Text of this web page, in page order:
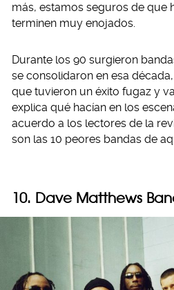
más, estamos seguros de que
terminen muy enojados.
Durante los 90 surgieron
se consolidaron en esa
que tuvieron un éxito fugaz y
explica qué hacían en los
acuerdo a los lectores de la
son las 10 peores bandas de
10. Dave Matthews